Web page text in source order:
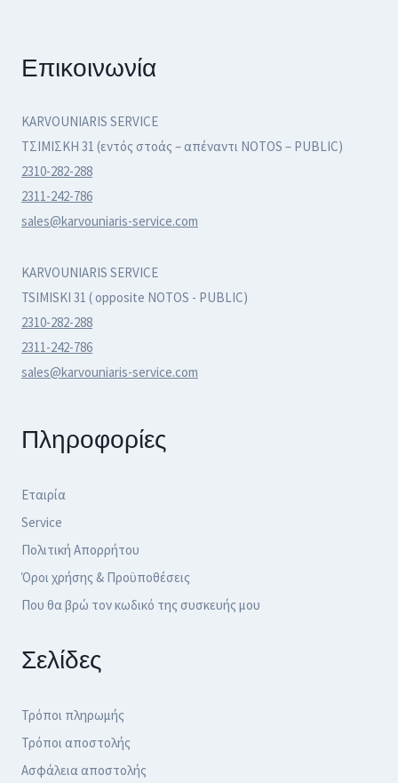
Επικοινωνία
KARVOUNIARIS SERVICE
ΤΣΙΜΙΣΚΗ 31 (εντός στοάς – απέναντι NOTOS – PUBLIC)
2310-282-288
2311-242-786
sales@karvouniaris-service.com
KARVOUNIARIS SERVICE
TSIMISKI 31 ( opposite NOTOS - PUBLIC)
2310-282-288
2311-242-786
sales@karvouniaris-service.com
Πληροφορίες
Εταιρία
Service
Πολιτική Απορρήτου
Όροι χρήσης & Προϋποθέσεις
Που θα βρώ τον κωδικό της συσκευής μου
Σελίδες
Τρόποι πληρωμής
Τρόποι αποστολής
Ασφάλεια αποστολής